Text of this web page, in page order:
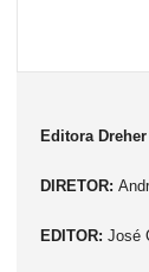
Editora
DIRETOR:
EDITOR: José